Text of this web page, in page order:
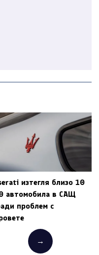
изтегля близо 10
автомобила в САЩ
проблем с
→